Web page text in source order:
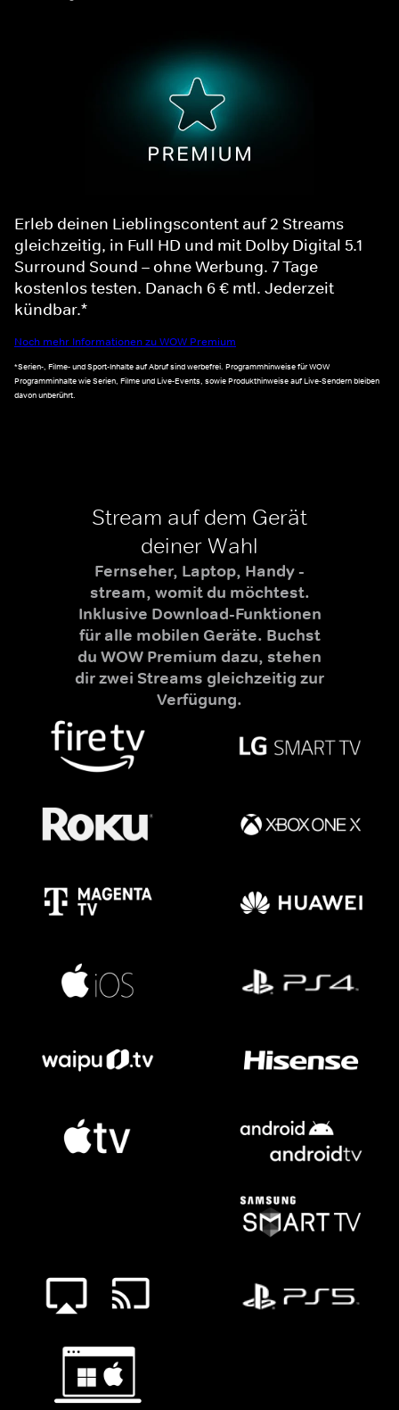
Erleb deinen Lieblingscontent auf 2 Streams
gleichzeitig, in Full HD und mit Dolby Digital 5.1
Surround Sound – ohne Werbung. 7 Tage
kostenlos testen. Danach 6 € mtl. Jederzeit
kündbar.*
Noch mehr Informationen zu WOW Premium
*Serien-, Filme- und Sport-Inhalte auf Abruf sind werbefrei. Programmhinweise für WOW
Programminhalte wie Serien, Filme und Live-Events, sowie Produkthinweise auf Live-Sendern bleiben
davon unberührt.
Stream auf dem Gerät
deiner Wahl
Fernseher, Laptop, Handy -
stream, womit du möchtest.
Inklusive Download-Funktionen
für alle mobilen Geräte. Buchst
du WOW Premium dazu, stehen
dir zwei Streams gleichzeitig zur
Verfügung.